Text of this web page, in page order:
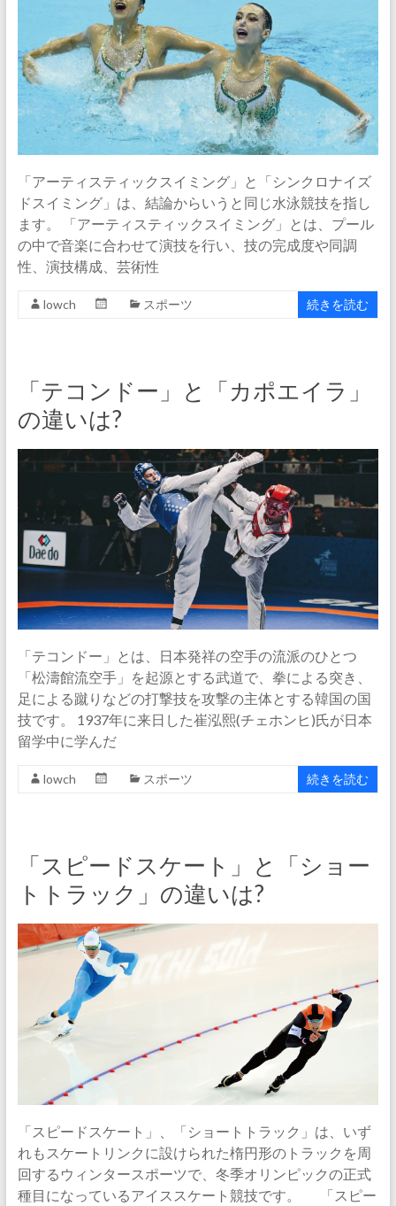
「アーティスティックスイミング」と「シンクロナイズ
ドスイミング」は、結論からいうと同じ水泳競技を指し
ます。 「アーティスティックスイミング」とは、プール
の中で音楽に合わせて演技を行い、技の完成度や同調
性、演技構成、芸術性
lowch スポーツ 続きを読む
「テコンドー」と「カポエイラ」
の違いは?
「テコンドー」とは、日本発祥の空手の流派のひとつ
「松濤館流空手」を起源とする武道で、拳による突き、
足による蹴りなどの打撃技を攻撃の主体とする韓国の国
技です。 1937年に来日した崔泓熙(チェホンヒ)氏が日本
留学中に学んだ
lowch スポーツ 続きを読む
「スピードスケート」と「ショー
トトラック」の違いは?
「スピードスケート」、「ショートトラック」は、いず
れもスケートリンクに設けられた楕円形のトラックを周
回するウィンタースポーツで、冬季オリンピックの正式
種目になっているアイススケート競技です。 「スピー